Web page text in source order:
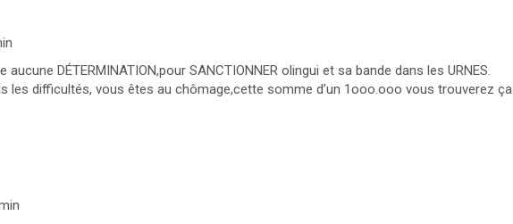
aucune DÉTERMINATION,pour SANCTIONNER olingui et sa bande dans les URNES.
les difficultés, vous êtes au chômage,cette somme d’un 1ooo.ooo vous trouverez ça